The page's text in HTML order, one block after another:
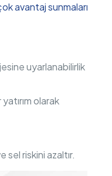
avantaj sunmaları
uyarlanabilirlik
olarak
sel riskini azaltır.